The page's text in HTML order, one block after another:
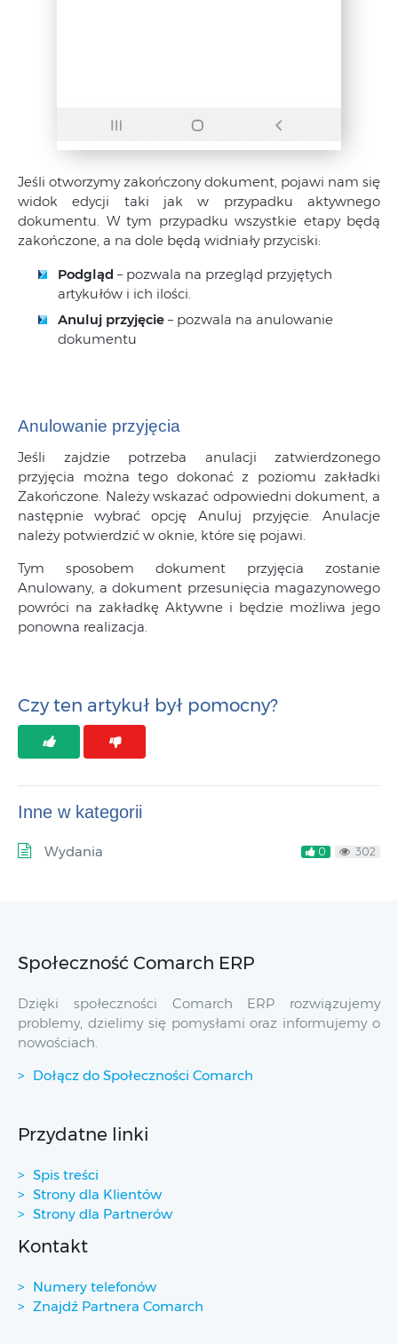
Jeśli otworzymy zakończony dokument, pojawi nam się
widok edycji taki jak w przypadku aktywnego
dokumentu. W tym przypadku wszystkie etapy będą
zakończone, a na dole będą widniały przyciski:
Podgląd – pozwala na przegląd przyjętych
artykułów i ich ilości.
Anuluj przyjęcie – pozwala na anulowanie
dokumentu
Anulowanie przyjęcia
Jeśli zajdzie potrzeba anulacji zatwierdzonego
przyjęcia można tego dokonać z poziomu zakładki
Zakończone. Należy wskazać odpowiedni dokument, a
następnie wybrać opcję Anuluj przyjęcie. Anulacje
należy potwierdzić w oknie, które się pojawi.
Tym sposobem dokument przyjęcia zostanie
Anulowany, a dokument przesunięcia magazynowego
powróci na zakładkę Aktywne i będzie możliwa jego
ponowna realizacja.
Czy ten artykuł był pomocny?
Inne w kategorii
Wydania 0 302
Społeczność Comarch ERP
Dzięki społeczności Comarch ERP rozwiązujemy
problemy, dzielimy się pomysłami oraz informujemy o
nowościach.
Dołącz do Społeczności Comarch
Przydatne linki
Spis treści
Strony dla Klientów
Strony dla Partnerów
Kontakt
Numery telefonów
Znajdź Partnera Comarch